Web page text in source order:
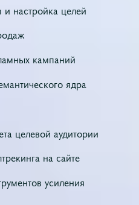
и настройка целей
кампаний
ядра
целевой аудитории
на сайте
усиления